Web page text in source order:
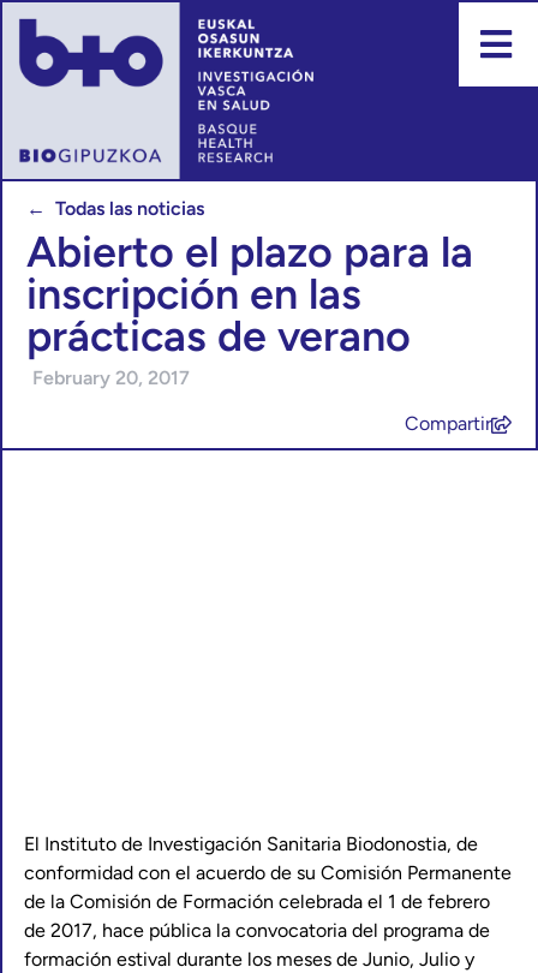
← Todas las noticias
Abierto el plazo para la
inscripción en las
prácticas de verano
February 20, 2017
Compartir
El Instituto de Investigación Sanitaria Biodonostia, de
conformidad con el acuerdo de su Comisión Permanente
de la Comisión de Formación celebrada el 1 de febrero
de 2017, hace pública la convocatoria del programa de
formación estival durante los meses de Junio, Julio y